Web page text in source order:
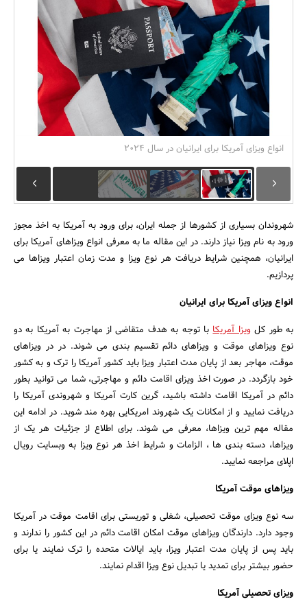
بانک، بیمه و سرمایه
مسکن و ساختمان
انواع ویزای آمریکا برای ایرانیان در سال 2024
شهروندان بسیاری از کشورها از جمله ایران، برای ورود به آمریکا به اخذ مجوز
ورود به نام ویزا نیاز دارند. در این مقاله ما به معرفی انواع ویزاهای آمریکا برای
ایرانیان، همچنین شرایط دریافت هر نوع ویزا و مدت زمان اعتبار ویزاها می
پردازیم.
انواع ویزای آمریکا برای ایرانیان
به طور کل ویزا آمریکابا توجه به هدف متقاضی از مهاجرت به آمریکا به دو
نوع ویزاهای موقت و ویزاهای دائم تقسیم بندی می شوند. در در ویزاهای
موقت، مهاجر بعد از پایان مدت اعتبار ویزا باید کشور آمریکا را ترک و به کشور
خود بازگردد. در صورت اخذ ویزای اقامت دائم و مهاجرتی، شما می توانید بطور
دائم در آمریکا اقامت داشته باشید، گرین کارت آمریکا و شهروندی آمریکا را
دریافت نمایید و از امکانات یک شهروند امریکایی بهره مند شوید. در ادامه این
مقاله مهم ترین ویزاها، معرفی می شوند. برای اطلاع از جزئیات هر یک از
ویزاها، دسته بندی ها ، الزامات و شرایط اخذ هر نوع ویزا به وبسایت رویال
اپلای مراجعه نمایید.
ویزاهای موقت آمریکا
سه نوع ویزای موقت تحصیلی، شغلی و توریستی برای اقامت موقت در آمریکا
وجود دارد. دارندگان ویزاهای موقت امکان اقامت دائم در این کشور را ندارند و
باید پس از پایان مدت اعتبار ویزا، باید ایالات متحده را ترک نمایند یا برای
حضور بیشتر برای تمدید یا تبدیل نوع ویزا اقدام نمایند.
ویزای تحصیلی آمریکا